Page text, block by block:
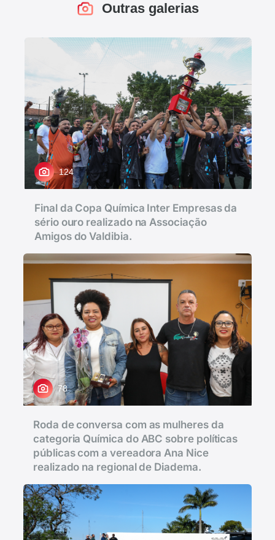
Outras galerias
124
Final da Copa Química Inter Empresas da
sério ouro realizado na Associação
Amigos do Valdibia.
78
Roda de conversa com as mulheres da
categoria Química do ABC sobre políticas
públicas com a vereadora Ana Nice
realizado na regional de Diadema.